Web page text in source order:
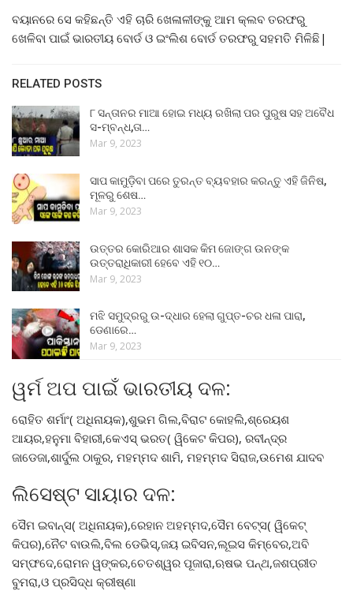
ବୟାନରେ ସେ କହିଛନ୍ତି ଏହି ଚାରି ଖେଳାଳୀଙ୍କୁ ଆମ କ୍ଲବ ତରଫରୁ
ଖେଳିବା ପାଇଁ ଭାରତୀୟ ବୋର୍ଡ ଓ ଇଂଲିଶ ବୋର୍ଡ ତରଫରୁ ସହମତି ମିଳିଛି|
RELATED POSTS
୮ ସନ୍ତାନର ମାଆ ହୋଇ ମଧ୍ୟ ରଖିଲା ପର ପୁରୁଷ ସହ ଅବୈଧ
ସ-ମ୍ବନ୍ଧ,ତା…
Mar 9, 2023
ସାପ କାମୁଡ଼ିବା ପରେ ତୁରନ୍ତ ବ୍ୟବହାର କରନ୍ତୁ ଏହି ଜିନିଷ,
ମୂଳରୁ ଶେଷ…
Mar 9, 2023
ଉତ୍ତର କୋରିଆର ଶାସକ କିମ ଜୋଙ୍ଗ ଉନଙ୍କ
ଉତ୍ତରାଧିକାରୀ ହେବେ ଏହି ୧୦…
Mar 9, 2023
ମଝି ସମୁଦ୍ରରୁ ଉ-ଦ୍ଧାର ହେଲା ଗୁପ୍ତ-ଚର ଧଳା ପାରା,
ଡେଣାରେ…
Mar 9, 2023
ୱର୍ମ ଅପ ପାଇଁ ଭାରତୀୟ ଦଳ:
ରୋହିତ ଶର୍ମାଂ( ଅଧିନାୟକ),ଶୁଭମ ଗିଲ,ବିରାଟ କୋହଲି,ଶ୍ରେୟଶ
ଆୟର,ହନୁମା ବିହାରୀ,କେଏସ୍ ଭରତ( ୱିକେଟ କିପର), ରବୀନ୍ଦ୍ର
ଜାଡେଜା,ଶାର୍ଦୁଲ ଠାକୁର, ମହମ୍ମଦ ଶାମି, ମହମ୍ମଦ ସିରାଜ,ଉମେଶ ଯାଦବ
ଲିସେଷ୍ଟ ସାୟାର ଦଳ:
ସୈମ ଇବାନ୍ସ( ଅଧିନାୟକ),ରେହାନ ଅହମ୍ମଦ,ସୈମ ବେଟ୍ସ( ୱିକେଟ୍
କିପର),ନୈଟ ବାଉଲି,ବିଲ ଡେଭିସ୍,ଜୟ ଇବିସନ,ଲୂଇସ କିମ୍ବେର,ଅବି
ସମ୍ଫଦେ,ରୋମନ ୱଙ୍କର,ଚେତଶ୍ୱର ପୂଜାରା,ଋଷଭ ପନ୍ଥ,ଜଶପ୍ରୀତ
ବୁମରା,ଓ ପ୍ରସିଦ୍ଧ କ୍ରୀଷ୍ଣା